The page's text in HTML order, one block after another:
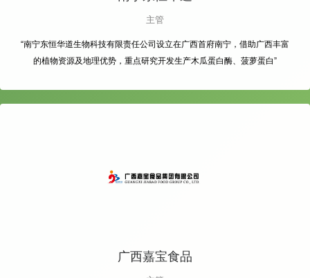
主管
“南宁东恒华道生物科技有限责任公司设立在广西首府南宁，借助广西丰富
的植物资源及地理优势，重点研究开发生产木瓜蛋白酶、菠萝蛋白”
广西嘉宝食品